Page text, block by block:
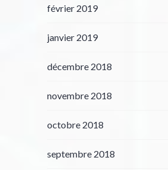
février 2019
janvier 2019
décembre 2018
novembre 2018
octobre 2018
septembre 2018